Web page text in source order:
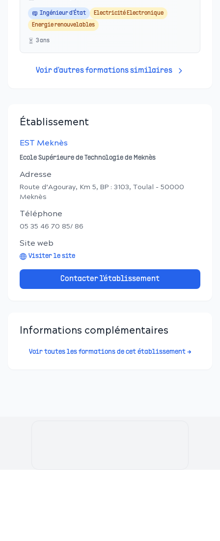
Ingénieur d'État
Electricité Electronique
Energie renouvelables
3ans
Voir d'autres formations similaires
Établissement
EST Meknès
Ecole Supérieure de Technologie de Meknès
Adresse
Route d’Agouray, Km 5, BP : 3103, Toulal - 50000
Meknès
Téléphone
05 35 46 70 85/ 86
Site web
Visiter le site
Contacter l'établissement
Informations complémentaires
Voir toutes les formations de cet établissement →